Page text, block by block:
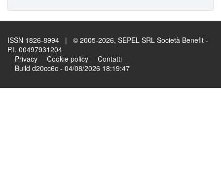
ISSN 1826-8994 | © 2005-2026, SEPEL SRL Società Benefit -
P.I. 00497931204
Privacy
Cookie policy
Contatti
Build d20cc6c - 04/08/2026 18:19:47